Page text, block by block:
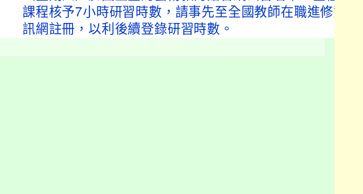
課程核予7小時研習時數，請事先至全國教師在職進修資
訊網註冊，以利後續登錄研習時數。